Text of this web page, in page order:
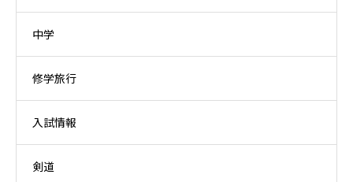
中学
修学旅行
入試情報
剣道